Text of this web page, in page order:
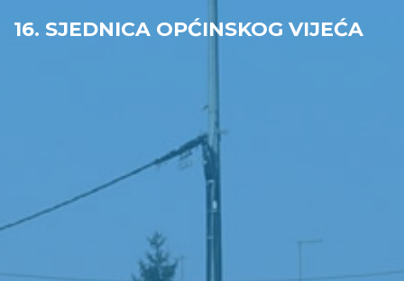
16. SJEDNICA OPĆINSKOG VIJEĆA